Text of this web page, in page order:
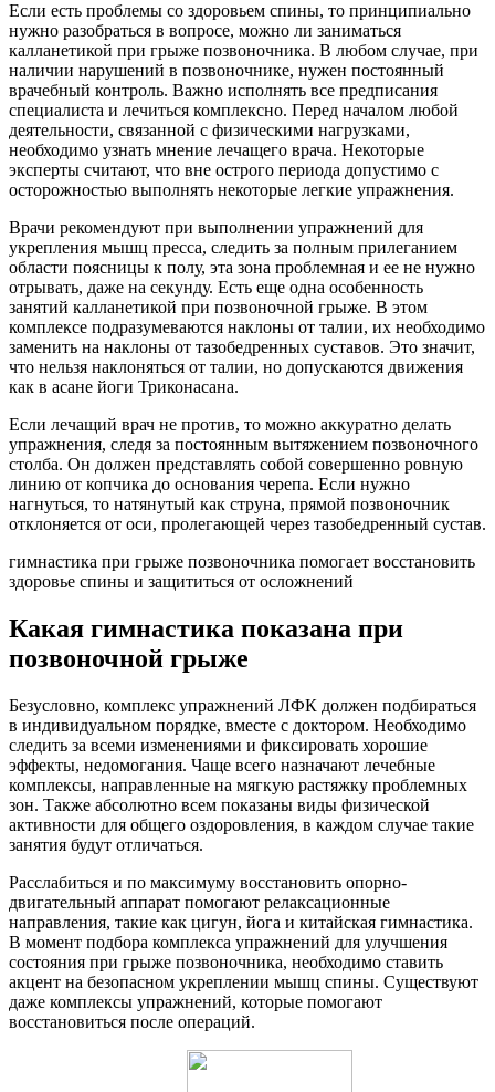
Если есть проблемы со здоровьем спины, то принципиально
нужно разобраться в вопросе, можно ли заниматься
калланетикой при грыже позвоночника. В любом случае, при
наличии нарушений в позвоночнике, нужен постоянный
врачебный контроль. Важно исполнять все предписания
специалиста и лечиться комплексно. Перед началом любой
деятельности, связанной с физическими нагрузками,
необходимо узнать мнение лечащего врача. Некоторые
эксперты считают, что вне острого периода допустимо с
осторожностью выполнять некоторые легкие упражнения.
Врачи рекомендуют при выполнении упражнений для
укрепления мышц пресса, следить за полным прилеганием
области поясницы к полу, эта зона проблемная и ее не нужно
отрывать, даже на секунду. Есть еще одна особенность
занятий калланетикой при позвоночной грыже. В этом
комплексе подразумеваются наклоны от талии, их необходимо
заменить на наклоны от тазобедренных суставов. Это значит,
что нельзя наклоняться от талии, но допускаются движения
как в асане йоги Триконасана.
Если лечащий врач не против, то можно аккуратно делать
упражнения, следя за постоянным вытяжением позвоночного
столба. Он должен представлять собой совершенно ровную
линию от копчика до основания черепа. Если нужно
нагнуться, то натянутый как струна, прямой позвоночник
отклоняется от оси, пролегающей через тазобедренный сустав.
гимнастика при грыже позвоночника помогает восстановить
здоровье спины и защититься от осложнений
Какая гимнастика показана при
позвоночной грыже
Безусловно, комплекс упражнений ЛФК должен подбираться
в индивидуальном порядке, вместе с доктором. Необходимо
следить за всеми изменениями и фиксировать хорошие
эффекты, недомогания. Чаще всего назначают лечебные
комплексы, направленные на мягкую растяжку проблемных
зон. Также абсолютно всем показаны виды физической
активности для общего оздоровления, в каждом случае такие
занятия будут отличаться.
Расслабиться и по максимуму восстановить опорно-
двигательный аппарат помогают релаксационные
направления, такие как цигун, йога и китайская гимнастика.
В момент подбора комплекса упражнений для улучшения
состояния при грыже позвоночника, необходимо ставить
акцент на безопасном укреплении мышц спины. Существуют
даже комплексы упражнений, которые помогают
восстановиться после операций.